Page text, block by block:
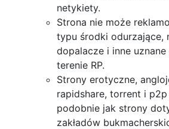
netykiety.
Strona nie może
typu środki odurzające,
dopalacze i inne uznane
terenie RP.
Strony erotyczne,
rapidshare, torrent i
podobnie jak strony
zakładów